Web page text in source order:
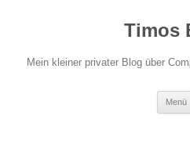
Timos
Mein kleiner privater Blog über
Menü